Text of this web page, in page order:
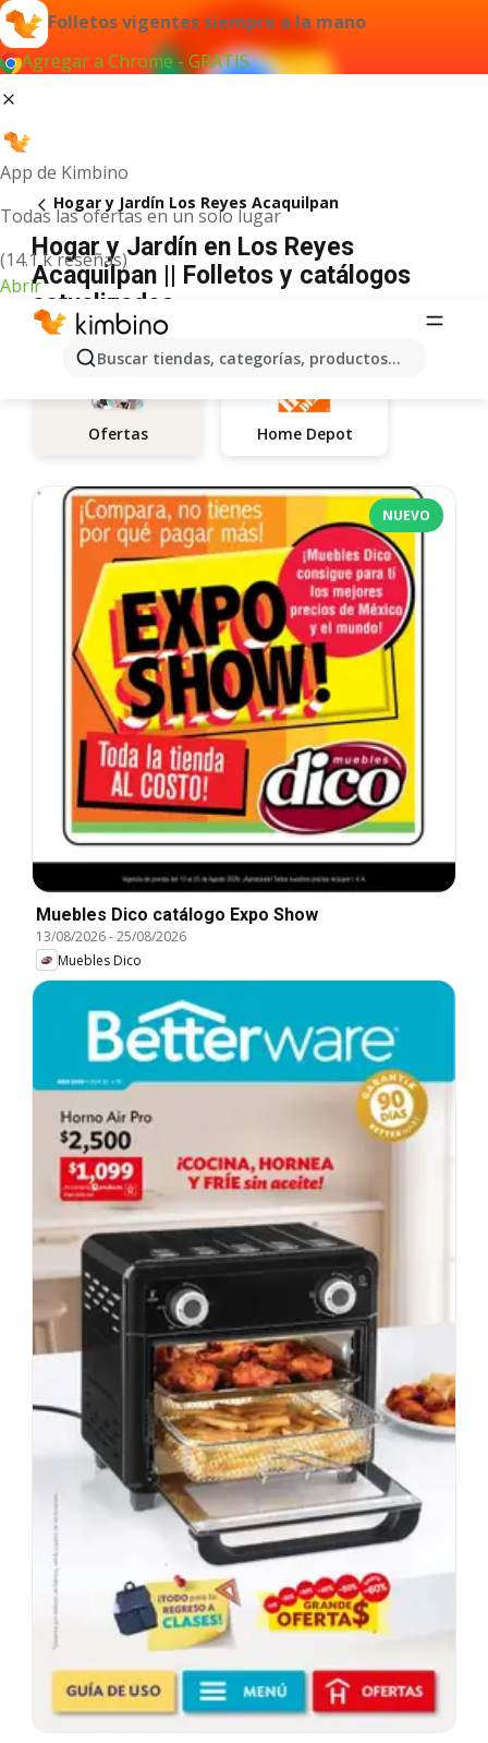
Folletos vigentes siempre a la mano
Agregar a Chrome - GRATIS
App de Kimbino
Todas las ofertas en un solo lugar
(14.1 k reseñas)
Abrir
Buscar tiendas, categorías, productos...
Hogar y Jardín Los Reyes Acaquilpan
Hogar y Jardín en Los Reyes
Acaquilpan || Folletos y catálogos
actualizados
Ofertas Home Depot
NUEVO
Muebles Dico catálogo Expo Show
13/08/2026-25/08/2026
Muebles Dico